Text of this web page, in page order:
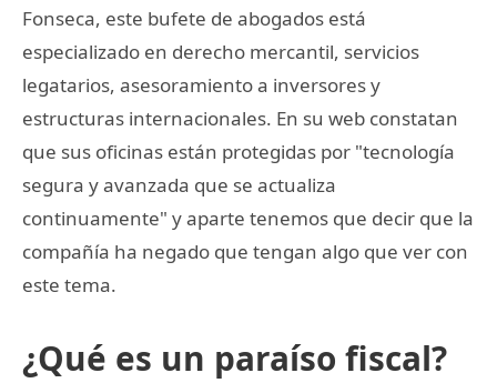
Fonseca, este bufete de abogados está
especializado en derecho mercantil, servicios
legatarios, asesoramiento a inversores y
estructuras internacionales. En su web constatan
que sus oficinas están protegidas por "tecnología
segura y avanzada que se actualiza
continuamente" y aparte tenemos que decir que la
compañía ha negado que tengan algo que ver con
este tema.
¿Qué es un paraíso fiscal?